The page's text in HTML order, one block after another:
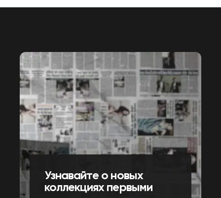
Узнавайте о новых
коллекциях первыми